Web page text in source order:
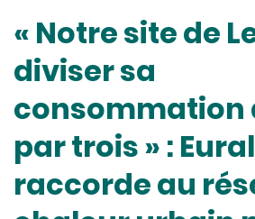
« Notre site de
diviser sa
consommation
par trois » :
raccorde au